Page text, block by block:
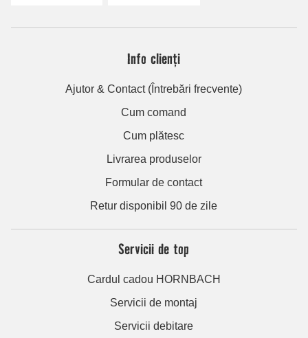
Info clienți
Ajutor & Contact (Întrebări frecvente)
Cum comand
Cum plătesc
Livrarea produselor
Formular de contact
Retur disponibil 90 de zile
Servicii de top
Cardul cadou HORNBACH
Servicii de montaj
Servicii debitare